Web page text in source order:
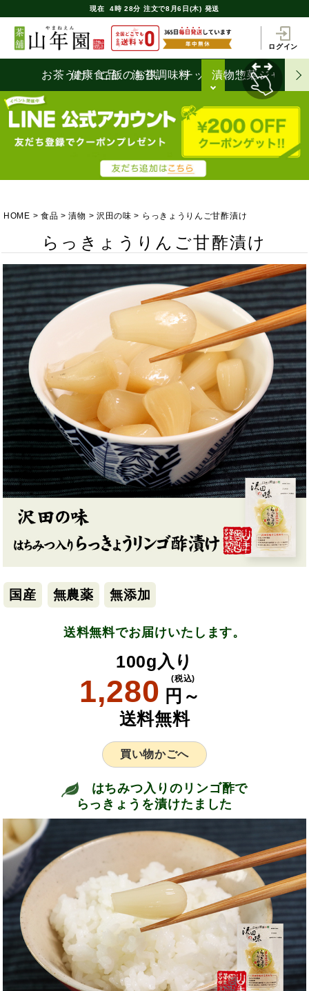
現在 4時 28分 注文で8月6日(木) 発送
ログイン
お茶うけ健康食品ご飯のお供
海苔調味料チップス
漬物惣菜ジャム
HOME 食品 漬物 沢田の味 らっきょうりんご甘酢漬け
らっきょうりんご甘酢漬け
国産 無農薬 無添加
送料無料でお届けいたします。
100g入り
1,280 円～
(税込)
送料無料
買い物かごへ
はちみつ入りのリンゴ酢で
らっきょうを漬けたました